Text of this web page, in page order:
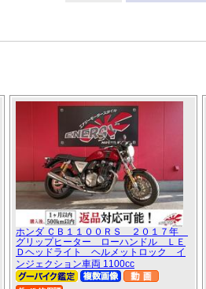
ホンダ ＣＢ１１００ＲＳ ２０１７年
グリップヒーター ローハンドル ＬＥ
Ｄヘッドライト ヘルメットロック イ
ンジェクション車両 1100cc